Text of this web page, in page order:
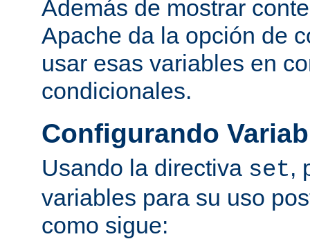
Además de mostrar
Apache da la opción de
usar esas variables en
condicionales.
Configurando
Usando la directiva set,
variables para su uso
como sigue: